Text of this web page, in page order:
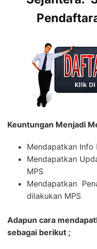
Keuntungan Menjadi
Mendapatkan Info
Mendapatkan
MPS
Mendapatkan
dilakukan MPS
Adapun cara
sebagai berikut ;